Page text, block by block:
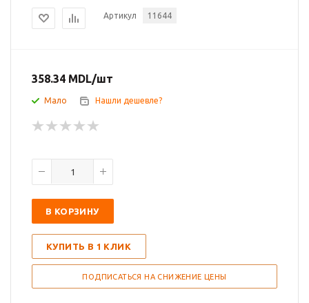
Артикул 11644
358.34 MDL/шт
Мало Нашли дешевле?
В КОРЗИНУ
КУПИТЬ В 1 КЛИК
ПОДПИСАТЬСЯ НА СНИЖЕНИЕ ЦЕНЫ